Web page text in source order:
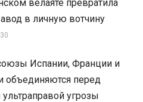
велаяте превратила
в личную вотчину
Испании, Франции и
объединяются перед
угрозы